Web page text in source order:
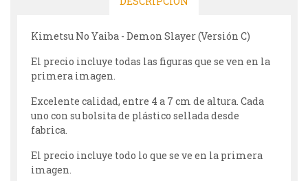
Kimetsu No Yaiba - Demon Slayer (Versión C)
El precio incluye todas las figuras que se ven en la
primera imagen.
Excelente calidad, entre 4 a 7 cm de altura. Cada
uno con su bolsita de plástico sellada desde
fabrica.
El precio incluye todo lo que se ve en la primera
imagen.